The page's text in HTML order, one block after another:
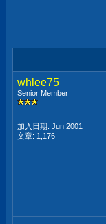
whlee75
Senior Member
加入日期: Jun 2001
文章: 1,176